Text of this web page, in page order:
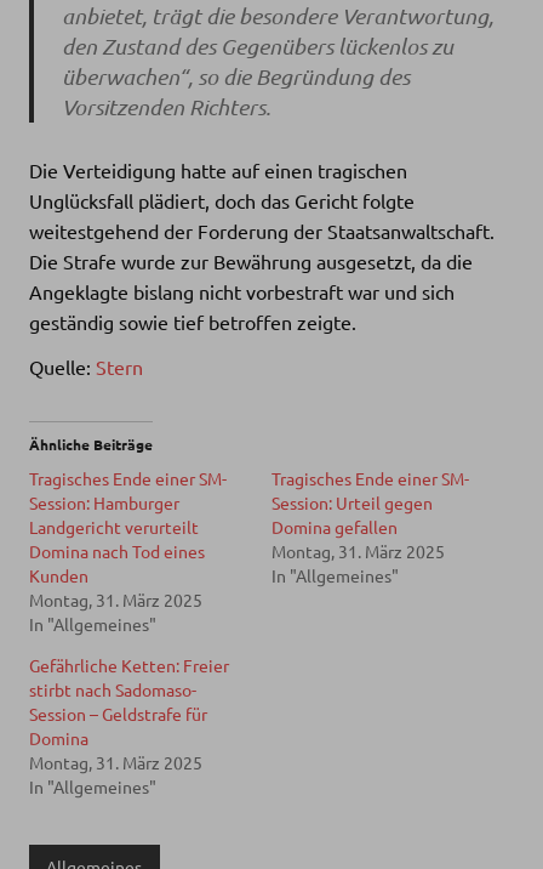
anbietet, trägt die besondere Verantwortung,
den Zustand des Gegenübers lückenlos zu
überwachen“, so die Begründung des
Vorsitzenden Richters.
Die Verteidigung hatte auf einen tragischen
Unglücksfall plädiert, doch das Gericht folgte
weitestgehend der Forderung der Staatsanwaltschaft.
Die Strafe wurde zur Bewährung ausgesetzt, da die
Angeklagte bislang nicht vorbestraft war und sich
geständig sowie tief betroffen zeigte.
Quelle: Stern
Ähnliche Beiträge
Tragisches Ende einer SM-
Session: Hamburger
Landgericht verurteilt
Domina nach Tod eines
Kunden
Montag, 31. März 2025
In "Allgemeines"
Tragisches Ende einer SM-
Session: Urteil gegen
Domina gefallen
Montag, 31. März 2025
In "Allgemeines"
Gefährliche Ketten: Freier
stirbt nach Sadomaso-
Session – Geldstrafe für
Domina
Montag, 31. März 2025
In "Allgemeines"